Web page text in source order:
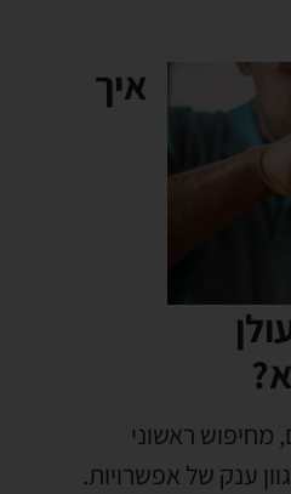
איך
, מחיפוש ראשוני
ענק של אפשרויות.